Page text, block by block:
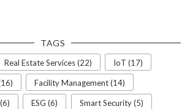
TAGS
Real Estate Services (22) IoT (17)
Facility Management (14)
ESG (6) Smart Security (5)